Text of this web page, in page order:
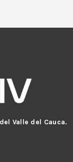
Valle del Cauca.